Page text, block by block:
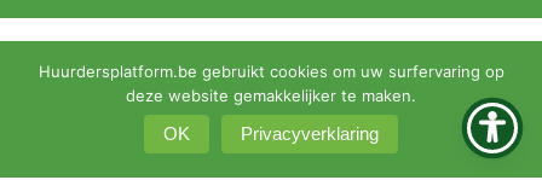
Huurdersplatform.be gebruikt cookies om uw surfervaring op
deze website gemakkelijker te maken.
OK Privacyverklaring